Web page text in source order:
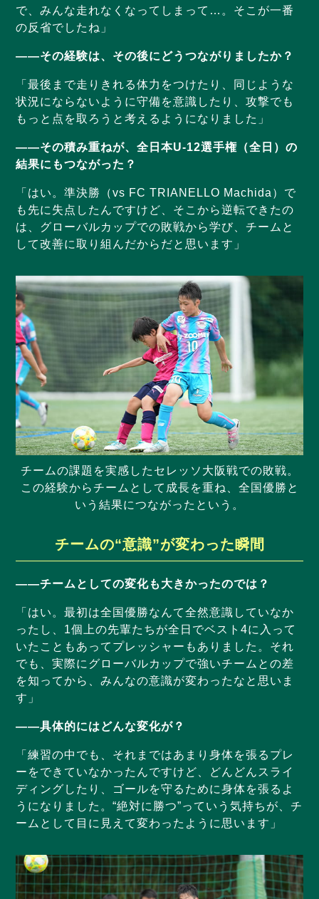
で、みんな走れなくなってしまって…。そこが一番
の反省でしたね」
——その経験は、その後にどうつながりましたか？
「最後まで走りきれる体力をつけたり、同じような
状況にならないように守備を意識したり、攻撃でも
もっと点を取ろうと考えるようになりました」
——その積み重ねが、全日本U-12選手権（全日）の
結果にもつながった？
「はい。準決勝（vs FC TRIANELLO Machida）で
も先に失点したんですけど、そこから逆転できたの
は、グローバルカップでの敗戦から学び、チームと
して改善に取り組んだからだと思います」
チームの課題を実感したセレッソ大阪戦での敗戦。
この経験からチームとして成長を重ね、全国優勝と
いう結果につながったという。
チームの“意識”が変わった瞬間
——チームとしての変化も大きかったのでは？
「はい。最初は全国優勝なんて全然意識していなか
ったし、1個上の先輩たちが全日でベスト4に入って
いたこともあってプレッシャーもありました。それ
でも、実際にグローバルカップで強いチームとの差
を知ってから、みんなの意識が変わったなと思いま
す」
——具体的にはどんな変化が？
「練習の中でも、それまではあまり身体を張るプレ
ーをできていなかったんですけど、どんどんスライ
ディングしたり、ゴールを守るために身体を張るよ
うになりました。“絶対に勝つ”っていう気持ちが、チ
ームとして目に見えて変わったように思います」